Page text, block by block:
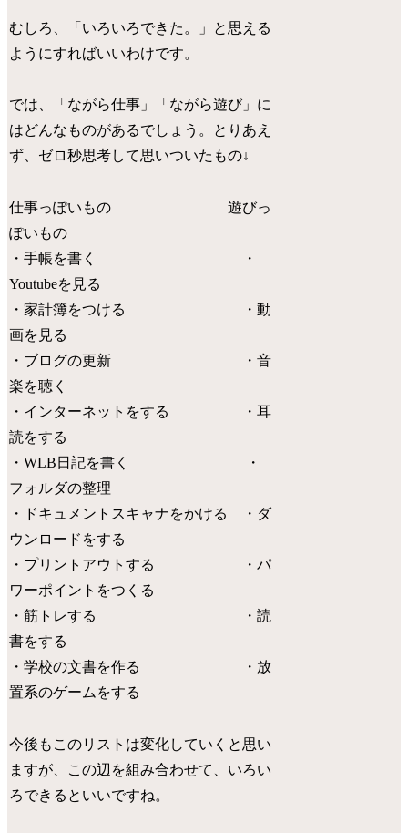
むしろ、「いろいろできた。」と思える
ようにすればいいわけです。
では、「ながら仕事」「ながら遊び」に
はどんなものがあるでしょう。とりあえ
ず、ゼロ秒思考して思いついたもの↓
仕事っぽいもの 遊びっ
ぽいもの
・手帳を書く ・
Youtubeを見る
・家計簿をつける ・動
画を見る
・ブログの更新 ・音
楽を聴く
・インターネットをする ・耳
読をする
・WLB日記を書く ・
フォルダの整理
・ドキュメントスキャナをかける ・ダ
ウンロードをする
・プリントアウトする ・パ
ワーポイントをつくる
・筋トレする ・読
書をする
・学校の文書を作る ・放
置系のゲームをする
今後もこのリストは変化していくと思い
ますが、この辺を組み合わせて、いろい
ろできるといいですね。